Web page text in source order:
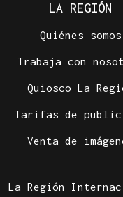
LA REGIÓN
Quiénes somos
Trabaja con
Quiosco La
Tarifas de
Venta de
La Región